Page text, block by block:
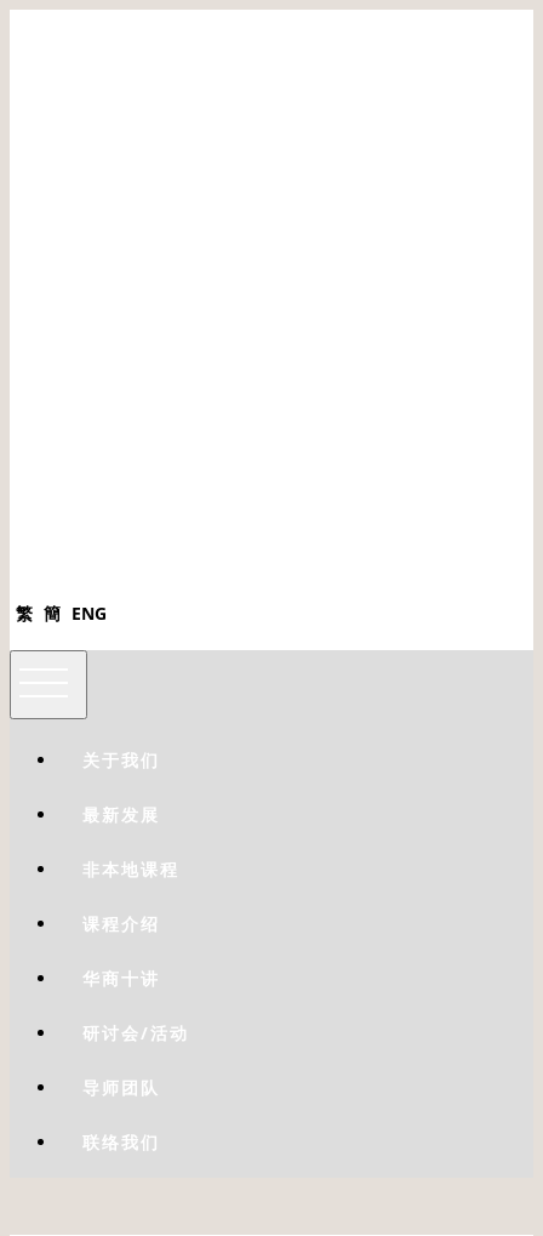
繁 簡 ENG
关于我们
最新发展
非本地课程
课程介绍
华商十讲
研讨会/活动
导师团队
联络我们